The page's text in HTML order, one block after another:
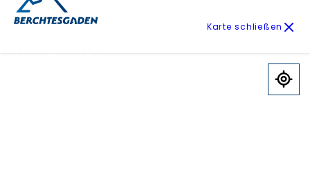
Karte schließen